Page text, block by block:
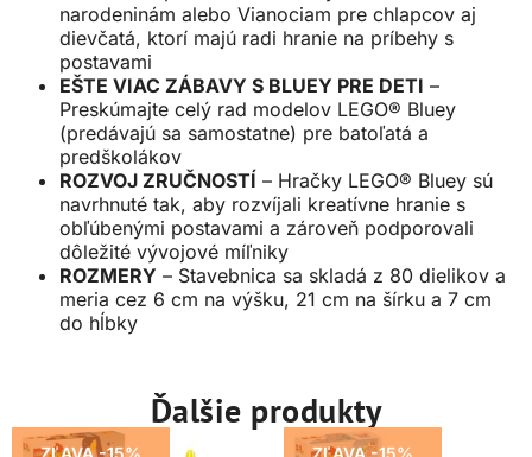
narodeninám alebo Vianociam pre chlapcov aj
dievčatá, ktorí majú radi hranie na príbehy s
postavami
EŠTE VIAC ZÁBAVY S BLUEY PRE DETI –
Preskúmajte celý rad modelov LEGO® Bluey
(predávajú sa samostatne) pre batoľatá a
predškolákov
ROZVOJ ZRUČNOSTÍ – Hračky LEGO® Bluey sú
navrhnuté tak, aby rozvíjali kreatívne hranie s
obľúbenými postavami a zároveň podporovali
dôležité vývojové míľniky
ROZMERY – Stavebnica sa skladá z 80 dielikov a
meria cez 6 cm na výšku, 21 cm na šírku a 7 cm
do hĺbky
Ďalšie produkty
ZĽAVA -15% ZĽAVA -15%